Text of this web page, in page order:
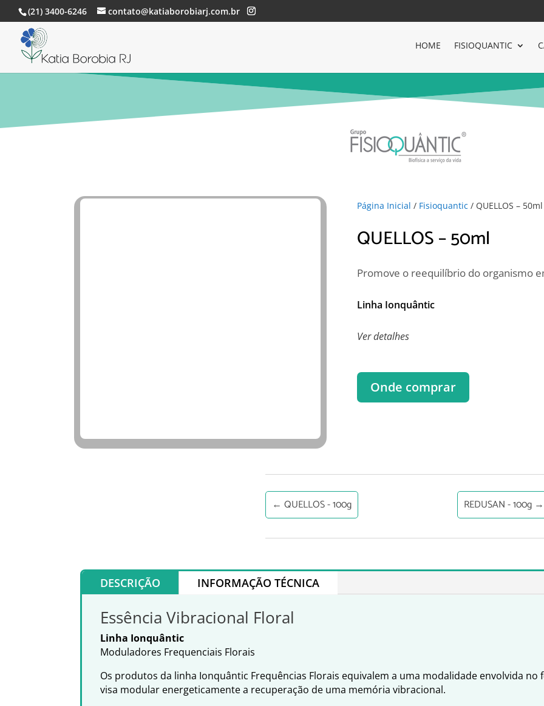
(21) 3400-6246 contato@katiaborobiarj.com.br
HOME FISIOQUANTIC
Página Inicial / Fisioquantic / QUELLOS – 50ml
QUELLOS – 50ml
Promove o reequilíbrio do organismo
Linha Ionquântic
Ver detalhes
Onde comprar
← QUELLOS - 100g REDUSAN - 100g →
DESCRIÇÃO INFORMAÇÃO TÉCNICA
Essência Vibracional Floral
Linha Ionquântic
Moduladores Frequenciais Florais
Os produtos da linha Ionquântic Frequências Florais equivalem a uma modalidade envolvida
visa modular energeticamente a recuperação de uma memória vibracional.